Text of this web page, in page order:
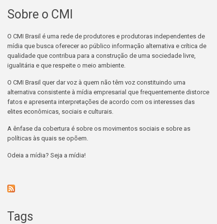
Sobre o CMI
O CMI Brasil é uma rede de produtores e produtoras independentes de
mídia que busca oferecer ao público informação alternativa e crítica de
qualidade que contribua para a construção de uma sociedade livre,
igualitária e que respeite o meio ambiente.
O CMI Brasil quer dar voz à quem não têm voz constituindo uma
alternativa consistente à mídia empresarial que frequentemente distorce
fatos e apresenta interpretações de acordo com os interesses das
elites econômicas, sociais e culturais.
A ênfase da cobertura é sobre os movimentos sociais e sobre as
políticas às quais se opõem.
Odeia a mídia? Seja a mídia!
Tags